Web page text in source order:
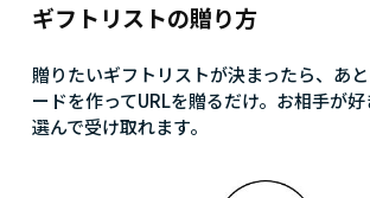
ギフトリストの贈り方
贈りたいギフトリストが決まったら、あ
ードを作ってURLを贈るだけ。お相手が
選んで受け取れます。